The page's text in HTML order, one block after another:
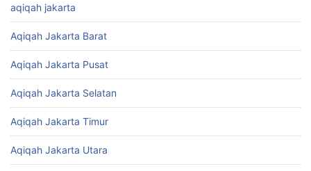
aqiqah jakarta
Aqiqah Jakarta Barat
Aqiqah Jakarta Pusat
Aqiqah Jakarta Selatan
Aqiqah Jakarta Timur
Aqiqah Jakarta Utara